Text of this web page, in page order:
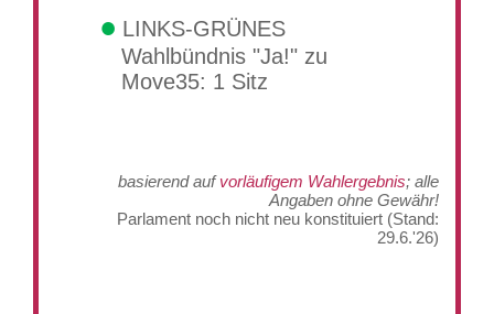
LINKS-GRÜNES
Wahlbündnis "Ja!" zu
Move35: 1 Sitz
basierend aufvorläufigem Wahlergebnis; alle
Angaben ohne Gewähr!
Parlament noch nicht neu konstituiert (Stand:
29.6.'26)